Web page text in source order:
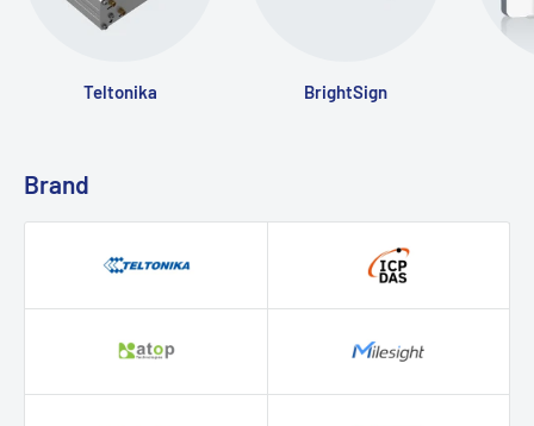
Teltonika BrightSign
Brand